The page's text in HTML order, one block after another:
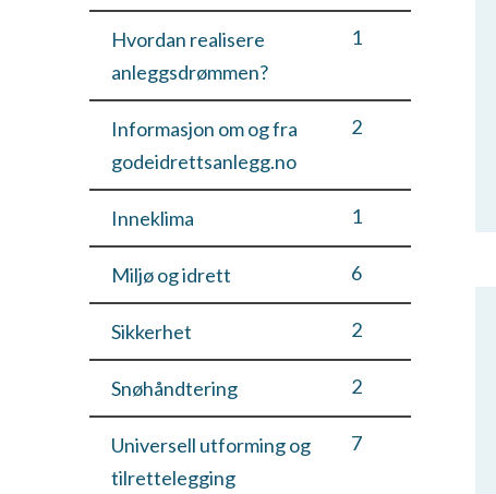
Hvordan realisere
anleggsdrømmen?
1
Informasjon om og fra
godeidrettsanlegg.no
2
Inneklima 1
Miljø og idrett 6
Sikkerhet 2
Snøhåndtering 2
Universell utforming og
tilrettelegging
7